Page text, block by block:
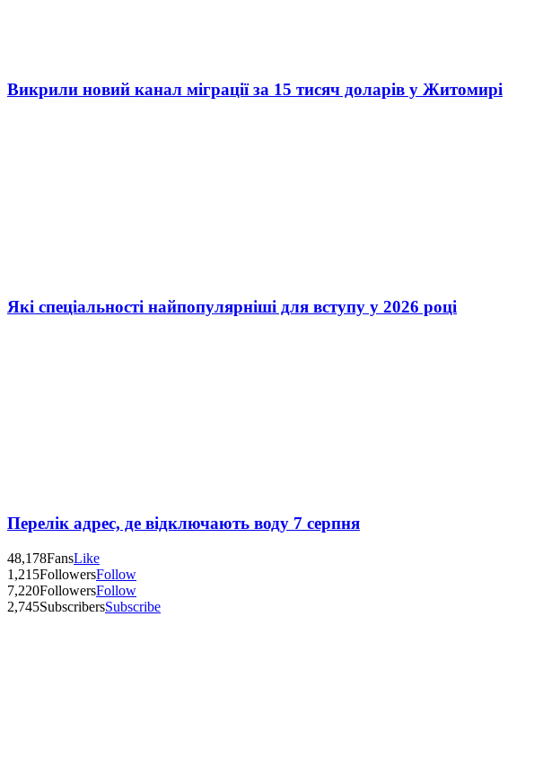
Викрили новий канал міграції за 15 тисяч доларів у Житомирі
Які спеціальності найпопулярніші для вступу у 2026 році
Перелік адрес, де відключають воду 7 серпня
48,178FansLike
1,215FollowersFollow
7,220FollowersFollow
2,745SubscribersSubscribe